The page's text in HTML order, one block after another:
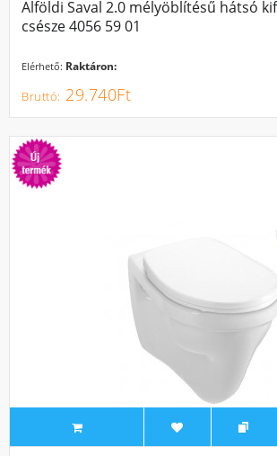
Alföldi Saval 2.0 mélyöblítésű hátsó
csésze 4056 59 01
Elérhető: Raktáron:
29.740Ft